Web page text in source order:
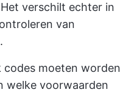
verschilt echter in
van
codes moeten worden
welke voorwaarden